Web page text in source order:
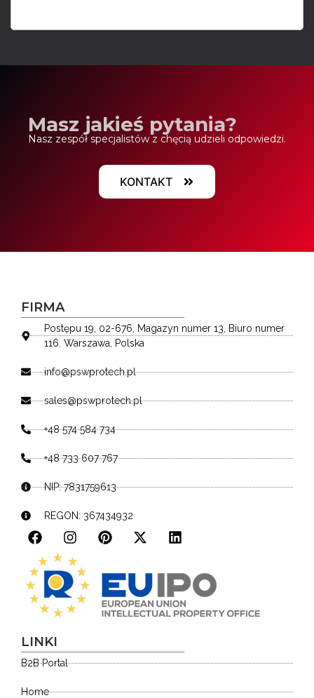
Masz jakieś pytania?
Nasz zespół specjalistów z chęcią udzieli odpowiedzi.
KONTAKT
FIRMA
Postępu 19, 02-676, Magazyn numer 13, Biuro numer
116. Warszawa, Polska
info@pswprotech.pl
sales@pswprotech.pl
+48 574 584 734
+48 733 607 767
NIP: 7831759613
REGON: 367434932
LINKI
B2B Portal
Home